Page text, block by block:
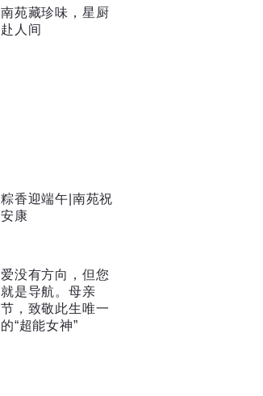
南苑藏珍味，星厨
赴人间
粽香迎端午|南苑祝
安康
爱没有方向，但您
就是导航。母亲
节，致敬此生唯一
的“超能女神”